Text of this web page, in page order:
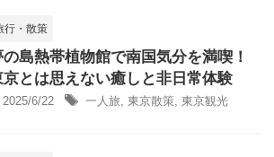
行・散策
の島熱帯植物館で南国気分を満喫！
京とは思えない癒しと非日常体験
2025/6/22 一人旅, 東京散策, 東京観光